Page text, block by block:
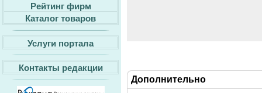
Рейтинг фирм
Каталог товаров
Услуги портала
Контакты редакции
Дополнительно